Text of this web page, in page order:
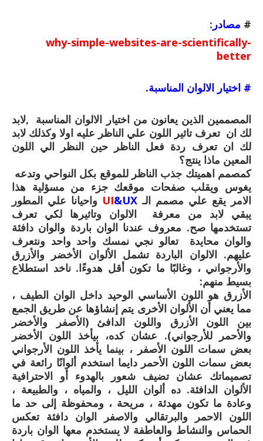
# مصادر :
why-simple-websites-are-scientifically-
better
# اختيار الالوان المناسبة.
المصممين الذين يعانون من اختيار الالوان المناسبة ,لابد
لك ان تعرف تاثير اللون علي الناظر عليه اولا وكذلك لابد
لك ان تعرف ردة فعل الناظر حين النظر الي اللون
المعين ماذا ينتج؟
كمصمم اهميتك جذب الناظر للموقع بكل النواحي وتدعه
يغوس ويقلب صفحات موقعك جزء من مسؤلية هذا
الامر يقع علي مصمم الـ
UI&UX
واحيانا علي المطور
يبقي لابد من معرفة الالوان وتاثيرها لكي تعرف
تستخدمها صح. معروف عندنا الوان باردة والوان دافئة
والوان محايدة تعالو نجي نمسك واحد واحد ونتعرف
عليهم. الالوان الباردة تشمل الألوان الأخضر والأزرق
والأرجواني ، وغالبًا ما تكون أقل هدوءًا. ناخد استطلاع
بسيط منهم:
الأزرق هو اللون الأساسي الوحيد داخل الوان الطيف ،
مما يعني أن الألوان الأخرى يتم إنشاؤها عن طريق الجمع
بين اللون الأزرق واللون الدافئ (الأصفر والأخضر
والأحمر للأرجواني). عشان كده، بيأخذ اللون الأخضر
بعض سمات اللون الأصفر ، بينما يأخذ اللون الأرجواني
بعض سمات اللون الأحمر دايما استخدم ألوانًا رائعة في
تصميماتك عشان تضيف شعور بالهدوء أو الاحترافية
الألوان الدافئة. ده ألوان الليل ، والمياه ، والطبيعة ،
وعادة ما تكون مهدئة ، مريحة ، ومحفوظة إلى حد ما
اللون الاحمر والبرتقالي والاصفر الوان دافئة تعكس
الحماس والنشاط والعاطفة لا يستخدم معها الوان باردة